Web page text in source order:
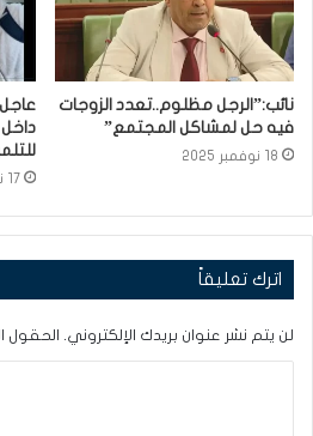
نائب:”الرجل مظلوم..تعدد الزوجات
فيه حل لمشاكل المجتمع”
18 نوفمبر 2025
داخل
17 نوفمبر 2025
اترك تعليقاً
لن يتم نشر عنوان بريدك الإلكتروني. الحقول